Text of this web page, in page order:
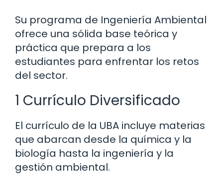
Su programa de Ingeniería Ambiental
ofrece una sólida base teórica y
práctica que prepara a los
estudiantes para enfrentar los retos
del sector.
1 Currículo Diversificado
El currículo de la UBA incluye materias
que abarcan desde la química y la
biología hasta la ingeniería y la
gestión ambiental.